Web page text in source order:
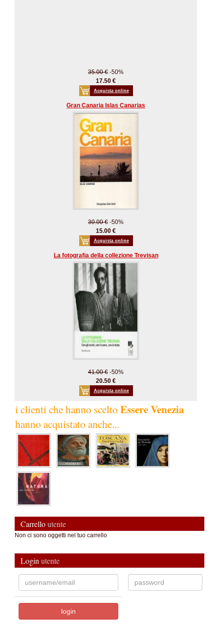
35.00 € -50%
17.50 €
Acquista online
Gran Canaria Islas Canarias
30.00 € -50%
15.00 €
Acquista online
La fotografia della collezione Trevisan
41.00 € -50%
20.50 €
Acquista online
i clienti che hanno scelto Essere Venezia
hanno acquistato anche...
Carrelloutente
Non ci sono oggetti nel tuo carrello
Login utente